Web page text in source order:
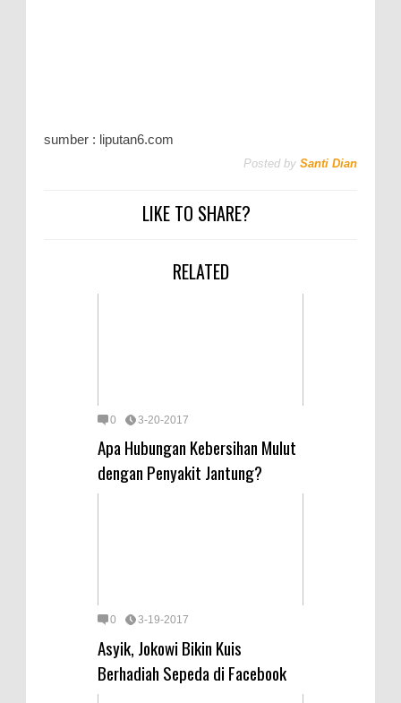
sumber : liputan6.com
Posted by Santi Dian
LIKE TO SHARE?
RELATED
0 3-20-2017
Apa Hubungan Kebersihan Mulut
dengan Penyakit Jantung?
0 3-19-2017
Asyik, Jokowi Bikin Kuis
Berhadiah Sepeda di Facebook